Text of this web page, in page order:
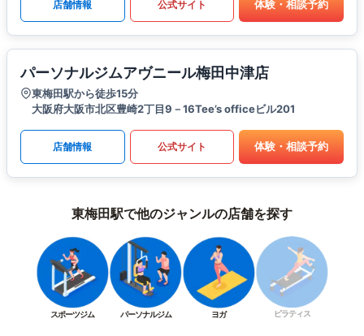
店舗情報 公式サイト 体験・相談予約
パーソナルジムアヴニール梅田中津店
東梅田駅から徒歩15分
大阪府大阪市北区豊崎2丁目9－16Tee’s officeビル201
店舗情報 公式サイト 体験・相談予約
東梅田駅で他のジャンルの店舗を探す
スポーツジム パーソナルジム ヨガ ピラティス